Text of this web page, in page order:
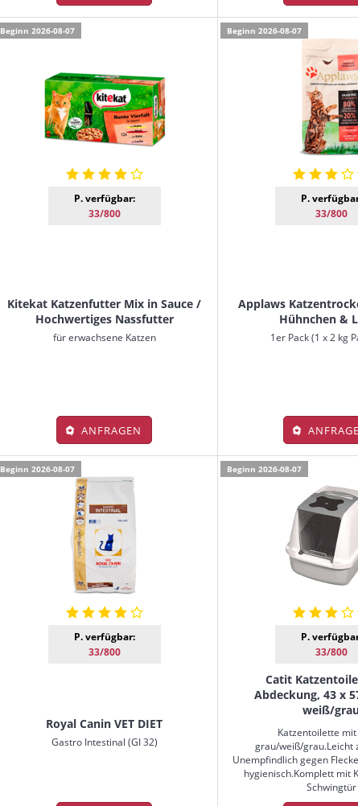
Beginn 2026-08-07
P. verfügbar:
33/800
Kitekat Katzenfutter Mix in Sauce /
Hochwertiges Nassfutter
für erwachsene Katzen
ANFRAGEN
Beginn 2026-08-07
P.
33/800
Applaws
Hühnchen &
1er Pack (1 x 2 kg
Beginn 2026-08-07
P. verfügbar:
33/800
Royal Canin VET DIET
Gastro Intestinal (GI 32)
Beginn 2026-08-07
P.
33/800
Catit
Abdeckung, 43 x
weiß/grau
Katzentoilette
grau/weiß/grau.Leicht
Unempfindlich gegen
hygienisch.Komplett mit
Schwingtür